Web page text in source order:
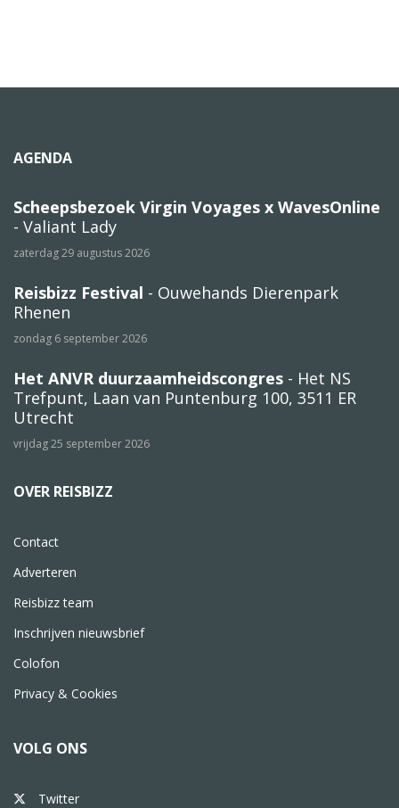
AGENDA
Scheepsbezoek Virgin Voyages x WavesOnline
- Valiant Lady
zaterdag 29 augustus 2026
Reisbizz Festival - Ouwehands Dierenpark
Rhenen
zondag 6 september 2026
Het ANVR duurzaamheidscongres - Het NS
Trefpunt, Laan van Puntenburg 100, 3511 ER
Utrecht
vrijdag 25 september 2026
OVER REISBIZZ
Contact
Adverteren
Reisbizz team
Inschrijven nieuwsbrief
Colofon
Privacy & Cookies
VOLG ONS
Twitter